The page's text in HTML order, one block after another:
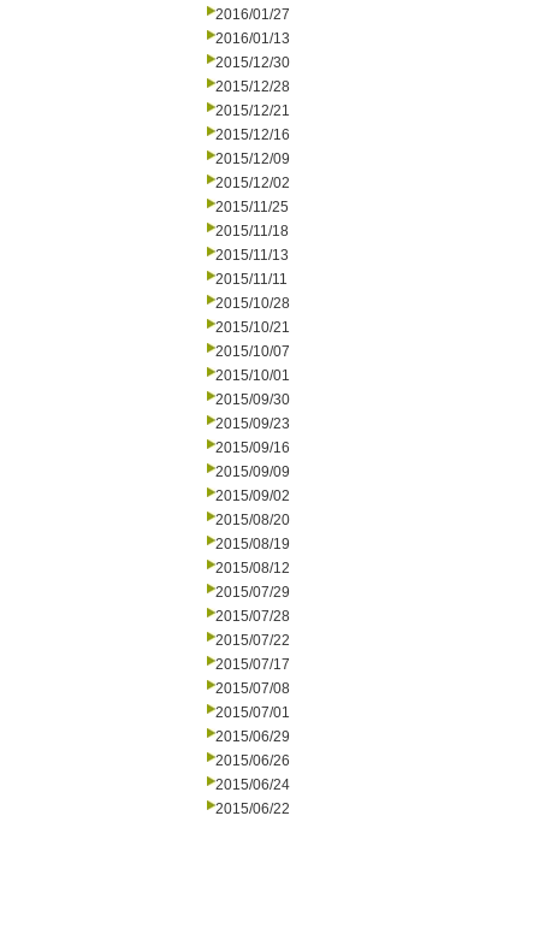
2016/01/27
2016/01/13
2015/12/30
2015/12/28
2015/12/21
2015/12/16
2015/12/09
2015/12/02
2015/11/25
2015/11/18
2015/11/13
2015/11/11
2015/10/28
2015/10/21
2015/10/07
2015/10/01
2015/09/30
2015/09/23
2015/09/16
2015/09/09
2015/09/02
2015/08/20
2015/08/19
2015/08/12
2015/07/29
2015/07/28
2015/07/22
2015/07/17
2015/07/08
2015/07/01
2015/06/29
2015/06/26
2015/06/24
2015/06/22